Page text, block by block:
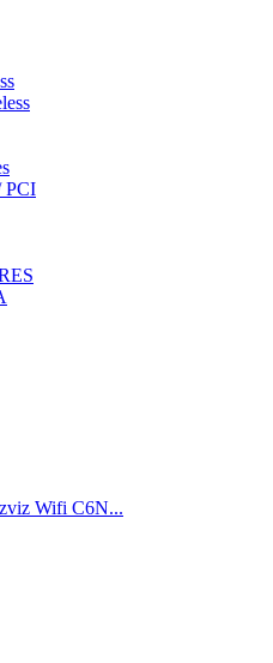
PCI
Wifi C6N...